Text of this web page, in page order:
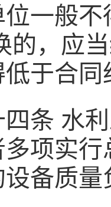
般不
的，应
低于合
水利
项实
备质量